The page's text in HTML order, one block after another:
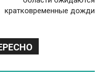
кратковременные дожди